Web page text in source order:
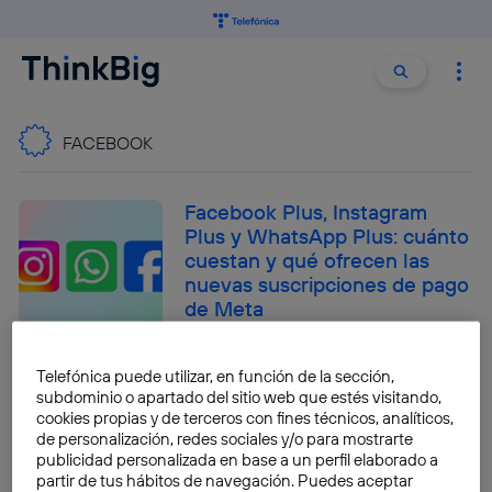
Buscar
FACEBOOK
Facebook Plus, Instagram
Plus y WhatsApp Plus: cuánto
cuestan y qué ofrecen las
nuevas suscripciones de pago
de Meta
¿Qué está pasando con
Horizon Worlds? Por qué
Meta lo cerró y luego ha dado
marcha atrás
Telefónica puede utilizar, en función de la sección,
subdominio o apartado del sitio web que estés visitando,
cookies propias y de terceros con fines técnicos, analíticos,
de personalización, redes sociales y/o para mostrarte
publicidad personalizada en base a un perfil elaborado a
partir de tus hábitos de navegación. Puedes aceptar